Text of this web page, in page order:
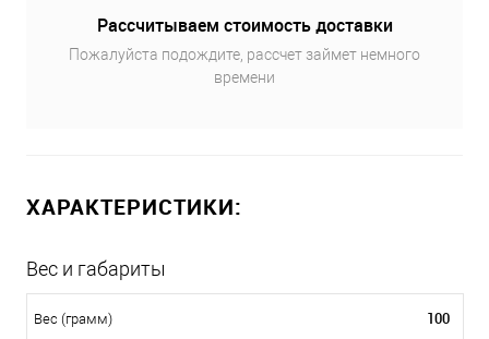
Рассчитываем стоимость доставки
Пожалуйста подождите, рассчет займет немного
времени
ХАРАКТЕРИСТИКИ:
Вес и габариты
Вес (грамм) 100